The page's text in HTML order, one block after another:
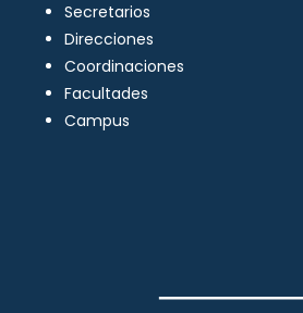
Secretarios
Direcciones
Coordinaciones
Facultades
Campus